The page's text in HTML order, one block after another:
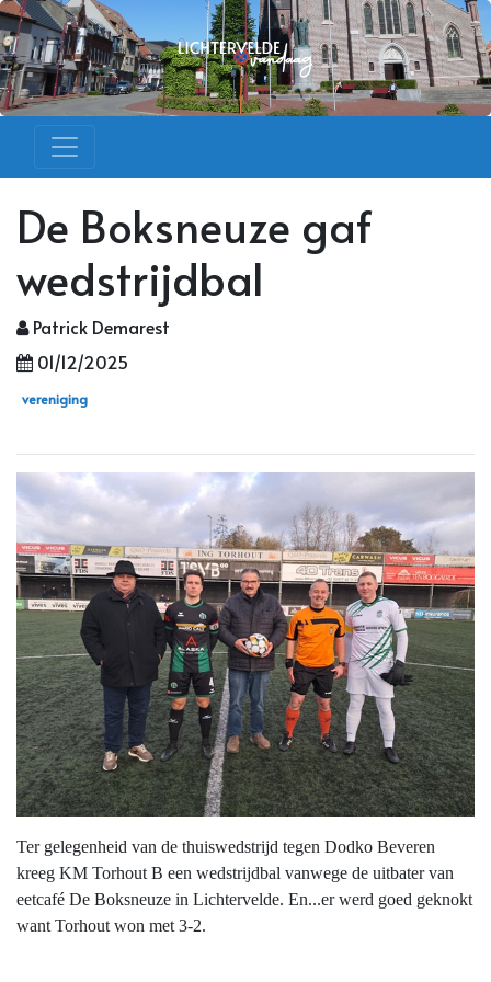
De Boksneuze gaf
wedstrijdbal
Patrick Demarest
01/12/2025
vereniging
Ter gelegenheid van de thuiswedstrijd tegen Dodko Beveren
kreeg KM Torhout B een wedstrijdbal vanwege de uitbater van
eetcafé De Boksneuze in Lichtervelde. En...er werd goed geknokt
want Torhout won met 3-2.